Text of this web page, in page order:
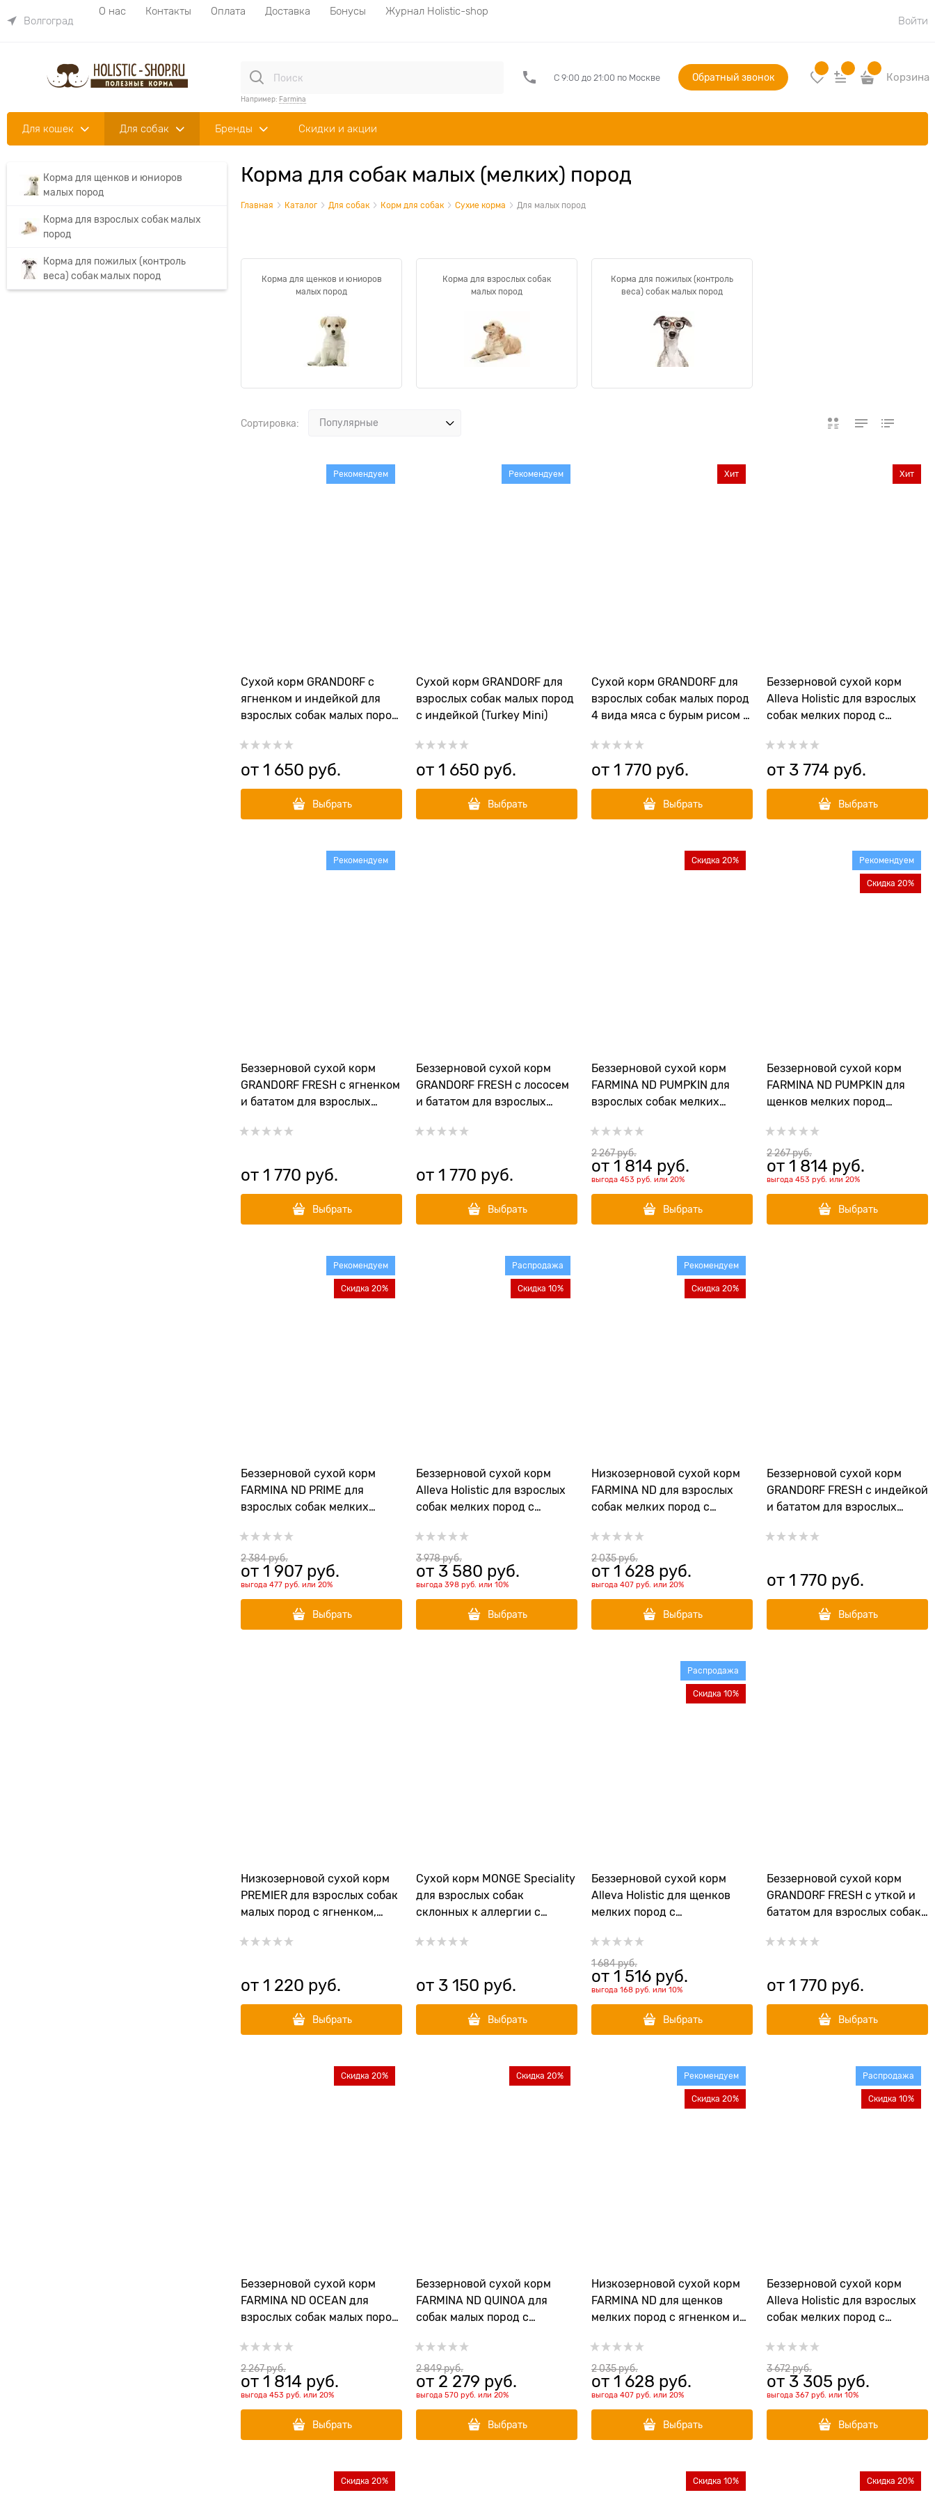
Волгоград
О нас Контакты Оплата Доставка Бонусы
Журнал Holistic-shop
Войти
Например: Farmina
С 9:00 до 21:00 по Москве Обратный звонок Корзина
Для кошек Для собак Бренды Скидки и акции
Корма для щенков и юниоров
малых пород
Корма для взрослых собак малых
пород
Корма для пожилых (контроль
веса) собак малых пород
Корма для собак малых (мелких) пород
Главная Каталог Для собак Корм для собак Сухие корма Для малых пород
Корма для щенков и юниоров
малых пород
Корма для взрослых собак
малых пород
Корма для пожилых (контроль
веса) собак малых пород
Сортировка:
Сухой корм GRANDORF с
ягненком и индейкой для
взрослых собак малых пород
Рекомендуем
от 1 650 руб.
Выбрать
Сухой корм GRANDORF для
взрослых собак малых пород
с индейкой (Turkey Mini)
Рекомендуем
от 1 650 руб.
Выбрать
Сухой корм GRANDORF для
взрослых собак малых пород
4 вида мяса с бурым рисом и
Adult mini NEW
Хит
от 1 770 руб.
Выбрать
Беззерновой сухой корм
Alleva Holistic для взрослых
собак мелких пород с
& Venison Adult Mini)
Хит
от 3 774 руб.
Выбрать
Беззерновой сухой корм
GRANDORF FRESH с ягненком
и бататом для взрослых
MINI Lamb&Sweet Potato
Рекомендуем
от 1 770 руб.
Выбрать
Беззерновой сухой корм
GRANDORF FRESH с лососем
и бататом для взрослых
MINI Salmon&Sweet Potato
от 1 770 руб.
Выбрать
Беззерновой cухой корм
FARMINA ND PUMPKIN для
взрослых собак мелких
и тыквой
Скидка 20%
2 267 руб.
от 1 814 руб.
выгода 453 руб. или 20%
Выбрать
Беззерновой cухой корм
FARMINA ND PUMPKIN для
щенков мелких пород
Рекомендуем
Скидка 20%
2 267 руб.
от 1 814 руб.
выгода 453 руб. или 20%
Выбрать
Беззерновой cухой корм
FARMINA ND PRIME для
взрослых собак мелких
Рекомендуем
Скидка 20%
2 384 руб.
от 1 907 руб.
выгода 477 руб. или 20%
Выбрать
Беззерновой сухой корм
Alleva Holistic для взрослых
собак мелких пород с
Fish Adult Mini)
Распродажа
Скидка 10%
3 978 руб.
от 3 580 руб.
выгода 398 руб. или 10%
Выбрать
Низкозерновой cухой корм
FARMINA ND для взрослых
собак мелких пород с
Рекомендуем
Скидка 20%
2 035 руб.
от 1 628 руб.
выгода 407 руб. или 20%
Выбрать
Беззерновой сухой корм
GRANDORF FRESH с индейкой
и бататом для взрослых
MINI Turkey&Sweet Potato
от 1 770 руб.
Выбрать
Низкозерновой сухой корм
PREMIER для взрослых собак
малых пород с ягненком,
Mini
от 1 220 руб.
Выбрать
Сухой корм MONGE Speciality
для взрослых собак
склонных к аллергии с
Dog
от 3 150 руб.
Выбрать
Беззерновой сухой корм
Alleva Holistic для щенков
мелких пород с
(Puppy/Junior Ocean Fish
Mini)
Распродажа
Скидка 10%
1 684 руб.
от 1 516 руб.
выгода 168 руб. или 10%
Выбрать
Беззерновой сухой корм
GRANDORF FRESH с уткой и
бататом для взрослых собак
Duck&Sweet Potato
от 1 770 руб.
Выбрать
Беззерновой cухой корм
FARMINA ND OCEAN для
взрослых собак малых пород
тыквой
Скидка 20%
2 267 руб.
от 1 814 руб.
выгода 453 руб. или 20%
Выбрать
Беззерновой cухой корм
FARMINA ND QUINOA для
собак малых пород с
веса (Quinoa Weight
Management Lamb Adult Mini)
Скидка 20%
2 849 руб.
от 2 279 руб.
выгода 570 руб. или 20%
Выбрать
Низкозерновой cухой корм
FARMINA ND для щенков
мелких пород с ягненком и
Рекомендуем
Скидка 20%
2 035 руб.
от 1 628 руб.
выгода 407 руб. или 20%
Выбрать
Беззерновой сухой корм
Alleva Holistic для взрослых
собак мелких пород с
Duck Adult Mini)
Распродажа
Скидка 10%
3 672 руб.
от 3 305 руб.
выгода 367 руб. или 10%
Выбрать
Скидка 20% Скидка 10% Скидка 20%